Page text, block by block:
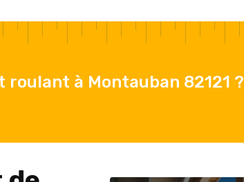
à Montauban 82121 ?